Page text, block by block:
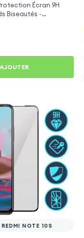
Écran 9H
Biseautés -
AJOUTER
NOTE 10S